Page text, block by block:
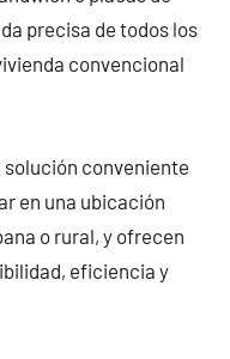
precisa de todos los
convencional
conveniente
en una ubicación
o rural, y ofrecen
eficiencia y